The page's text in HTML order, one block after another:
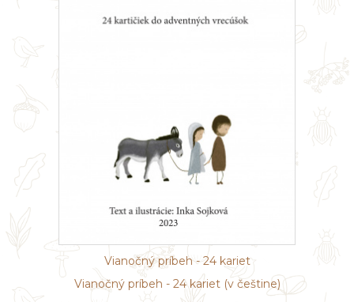
Vianočný príbeh - 24 kariet
Vianočný príbeh - 24 kariet (v češtine)